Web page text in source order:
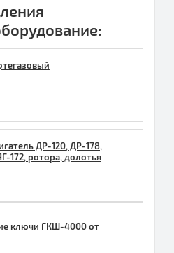
ДР-120, ДР-178,
172, ротора, долотья
ключи ГКШ-4000 от